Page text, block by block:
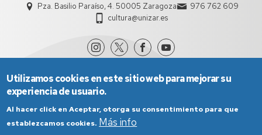
Pza. Basilio Paraíso, 4. 50005 Zaragoza
976 762 609
cultura@unizar.es
Utilizamos cookies en este sitio web para mejorar su
experiencia de usuario.
Al hacer click en Aceptar, otorga su consentimiento para que
establezcamos cookies. Más info